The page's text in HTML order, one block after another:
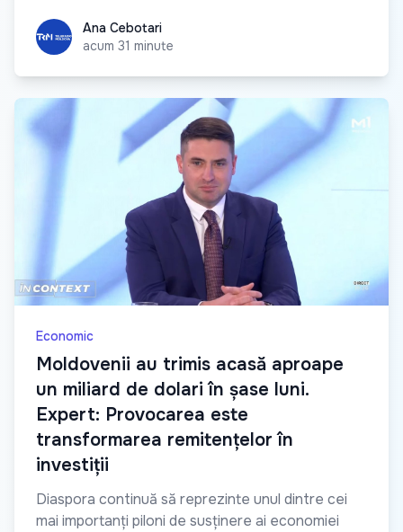
Ana CebotariAna Cebotari
acum 31 minute
Economic
Moldovenii au trimis acasă aproape
un miliard de dolari în șase luni.
Expert: Provocarea este
transformarea remitențelor în
investiții
Diaspora continuă să reprezinte unul dintre cei
mai importanți piloni de susținere ai economiei